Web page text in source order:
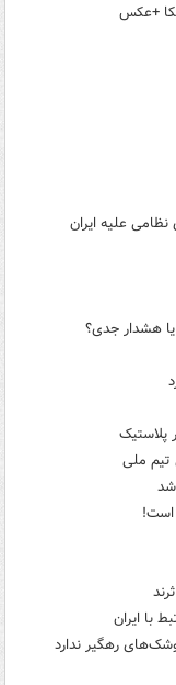
علیه ایران
هشدار جدی؟
پلاستیک
است!
با ایران
رهگیر ندارد